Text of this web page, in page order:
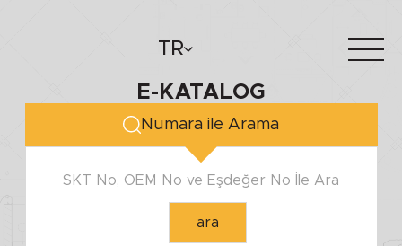
TR
Hakkımızda e-katalog
E-KATALOG
Numara ile Arama
SKT No, OEM No ve Eşdeğer No İle Ara
ara
Minimum
Maximum
YUVA ÇAPI
Minimum